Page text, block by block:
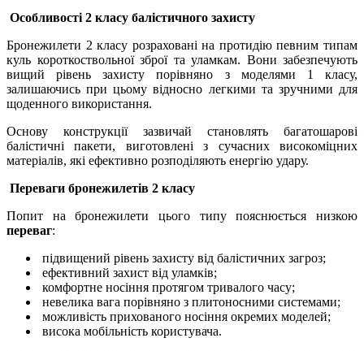
Особливості 2 класу балістичного захисту
Бронежилети 2 класу розраховані на протидію певним типам
куль короткоствольної зброї та уламкам. Вони забезпечують
вищий рівень захисту порівняно з моделями 1 класу,
залишаючись при цьому відносно легкими та зручними для
щоденного використання.
Основу конструкції зазвичай становлять багатошарові
балістичні пакети, виготовлені з сучасних високоміцних
матеріалів, які ефективно розподіляють енергію удару.
Переваги бронежилетів 2 класу
Попит на бронежилети цього типу пояснюється низкою
переваг:
підвищений рівень захисту від балістичних загроз;
ефективний захист від уламків;
комфортне носіння протягом тривалого часу;
невелика вага порівняно з плитоносними системами;
можливість прихованого носіння окремих моделей;
висока мобільність користувача.